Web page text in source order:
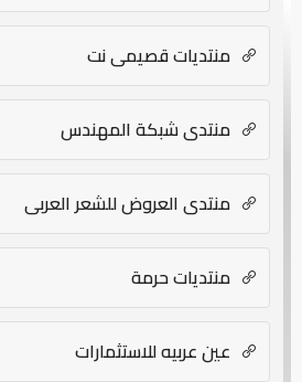
منتديات قصيمي نت
منتدى شبكة المهندس
منتدي العروض للشعر العربي
منتديات حرمة
عين عربيه للاستثمارات